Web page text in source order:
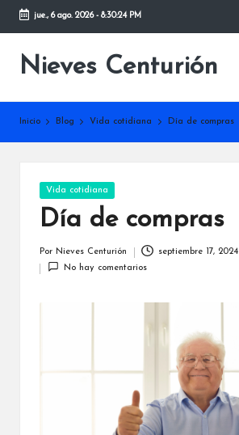
Saltar
contenido
jue., 6 ago. 2026- 8:30:25 PM
Nieves Centurión
Inicio Blog Vida cotidiana Día de compras
Publicada
en
Vida cotidiana
Día de compras
por
Por Nieves Centurión
septiembre 17, 2024
No hay comentarios